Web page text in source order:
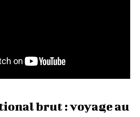
brut : voyage au